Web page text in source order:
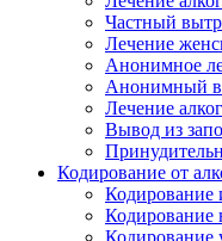
Частный
Лечение
Анонимное
Анонимный
Лечение
Вывод из
Кодирование от
Кодирование
Кодирование
Кодирование